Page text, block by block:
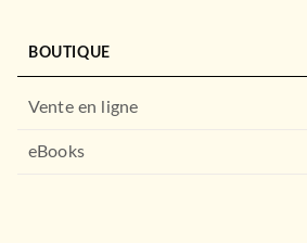
BOUTIQUE
Vente en ligne
eBooks